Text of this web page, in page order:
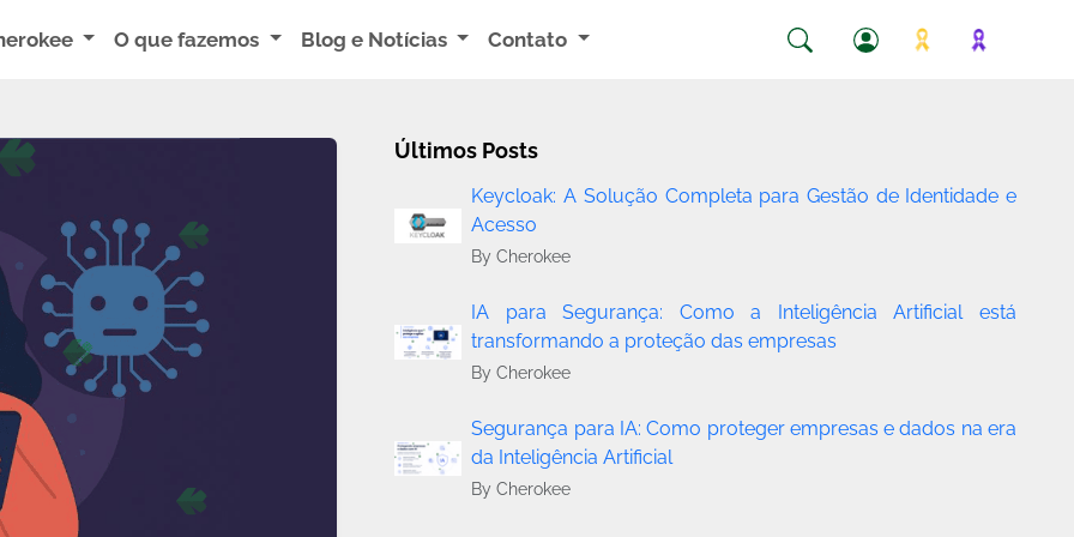
O que fazemos Blog e Notícias Contato
Últimos Posts
Keycloak: A Solução Completa para Gestão de Identidade e
Acesso
By Cherokee
IA para Segurança: Como a Inteligência Artificial está
transformando a proteção das empresas
By Cherokee
Segurança para IA: Como proteger empresas e dados na era
da Inteligência Artificial
By Cherokee